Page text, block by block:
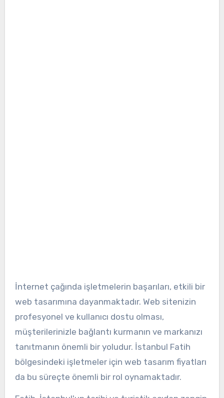
İnternet çağında işletmelerin başarıları, etkili bir
web tasarımına dayanmaktadır. Web sitenizin
profesyonel ve kullanıcı dostu olması,
müşterilerinizle bağlantı kurmanın ve markanızı
tanıtmanın önemli bir yoludur. İstanbul Fatih
bölgesindeki işletmeler için web tasarım fiyatları
da bu süreçte önemli bir rol oynamaktadır.